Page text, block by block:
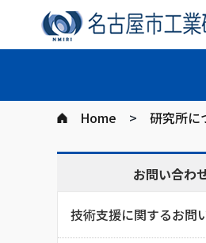
Home 研究所に
お問い合わ
技術支援に関するお問